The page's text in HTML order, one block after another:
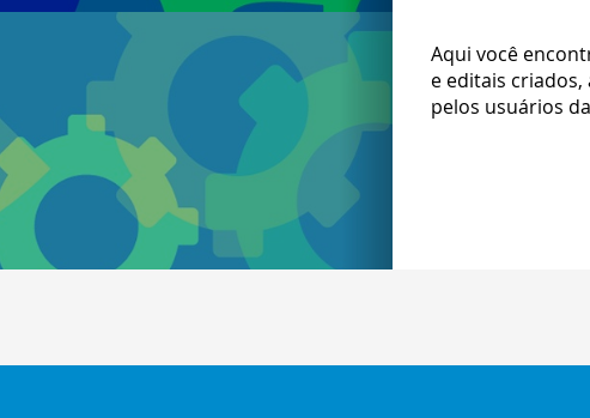
Aqui você
e editais
pelos usuários